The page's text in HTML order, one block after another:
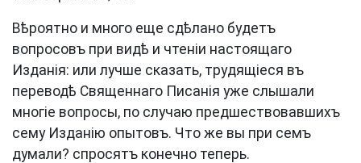
Вѣроятно и много еще сдѣлано будетъ
вопросовъ при видѣ и чтеніи настоящаго
Изданія: или лучше сказать, трудящіеся въ
переводѣ Священнаго Писанія уже слышали
многіе вопросы, по случаю предшествовавшихъ
сему Изданію опытовъ. Что же вы при семъ
думали? спросятъ конечно теперь.